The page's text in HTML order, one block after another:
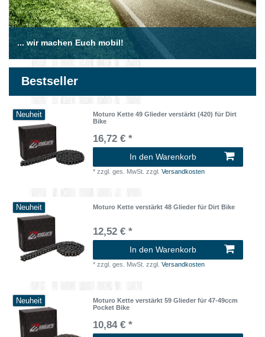
... wir machen Euch mobil!
Bestseller
Neuheit
Moturo Kette 49 Glieder verstärkt (420) für Dirt
Bike
16,72 € *
In den Warenkorb
*zzgl. ges. MwSt. zzgl.Versandkosten
Neuheit Moturo Kette verstärkt 48 Glieder für Dirt Bike
12,52 € *
In den Warenkorb
*zzgl. ges. MwSt. zzgl.Versandkosten
Neuheit
Moturo Kette verstärkt 59 Glieder für 47-49ccm
Pocket Bike
10,84 € *